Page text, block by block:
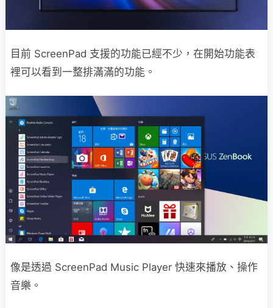
目前 ScreenPad 支援的功能已經不少，在開始功能表
裡可以看到一整排滿滿的功能。
像是透過 ScreenPad Music Player 快速來播放、操作
音樂。